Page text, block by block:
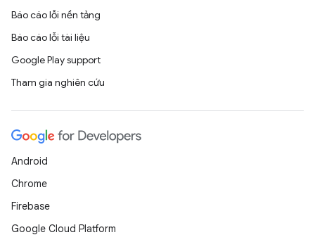
Báo cáo lỗi nền tảng
Báo cáo lỗi tài liệu
Google Play support
Tham gia nghiên cứu
Android
Chrome
Firebase
Google Cloud Platform